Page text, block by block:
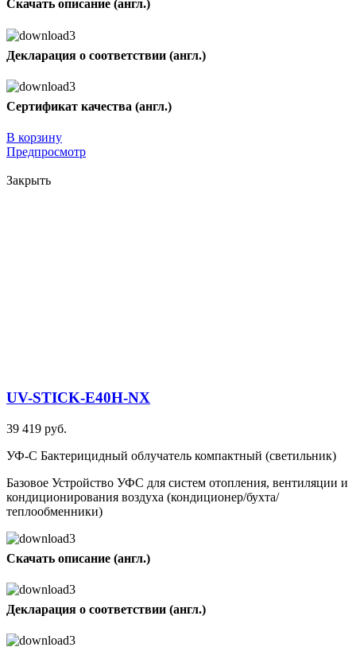
Скачать описание (англ.)
Декларация о соответствии (англ.)
Сертификат качества (англ.)
В корзину
Предпросмотр
Закрыть
UV-STICK-E40H-NX
39 419 руб.
УФ-С Бактерицидный облучатель компактный (светильник)
Базовое Устройство УФС для систем отопления, вентиляции и
кондиционирования воздуха (кондиционер/бухта/
теплообменники)
Скачать описание (англ.)
Декларация о соответствии (англ.)